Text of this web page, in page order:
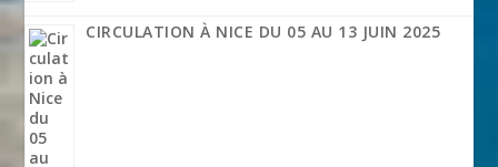
CIRCULATION À NICE DU 05 AU 13 JUIN 2025